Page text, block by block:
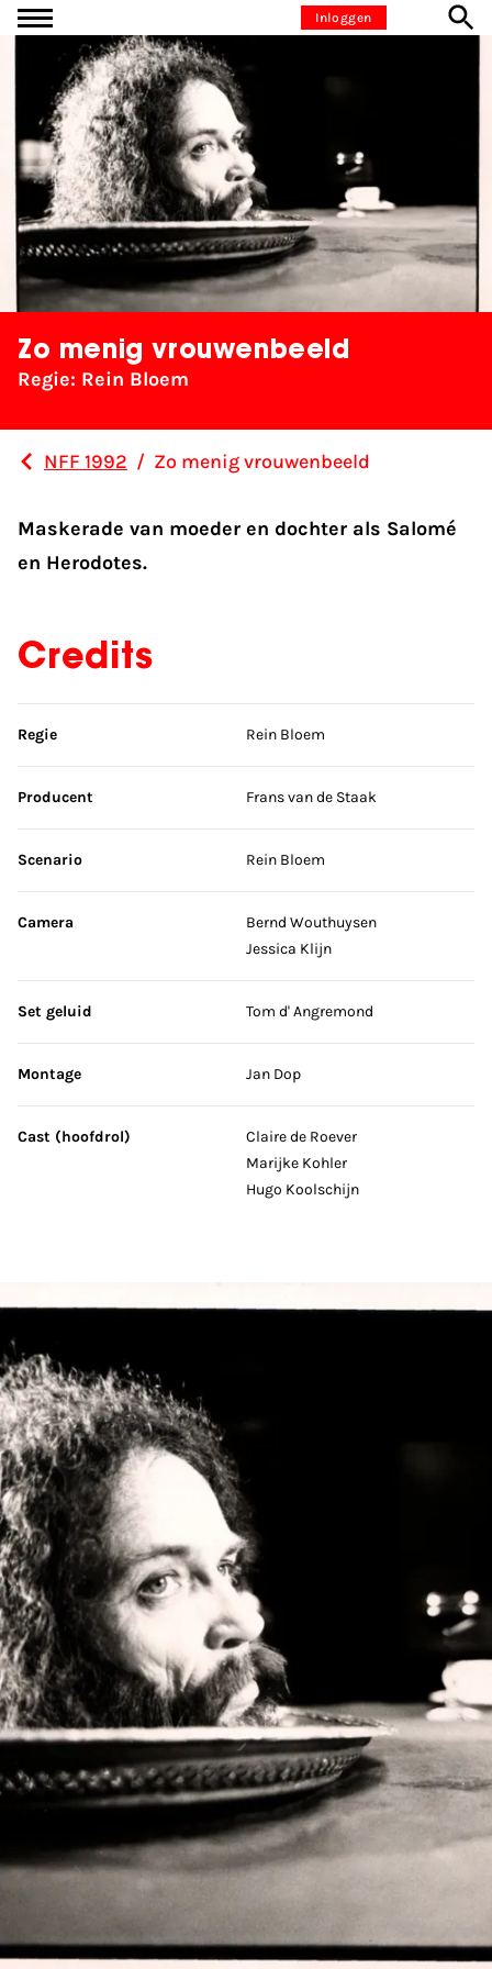
Ga naar inhoudInloggen
Zo menig vrouwenbeeld
Regie: Rein Bloem
NFF 1992 / Zo menig vrouwenbeeld
Maskerade van moeder en dochter als Salomé
en Herodotes.
Credits
Sla credits over
Regie Rein Bloem
Producent Frans van de Staak
Scenario Rein Bloem
Camera
Bernd Wouthuysen
Jessica Klijn
Set geluid Tom d' Angremond
Montage Jan Dop
Cast (hoofdrol)
Claire de Roever
Marijke Kohler
Hugo Koolschijn